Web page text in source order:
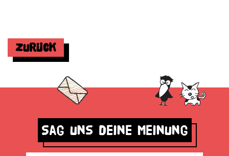
Zurück
Sag uns deine Meinung